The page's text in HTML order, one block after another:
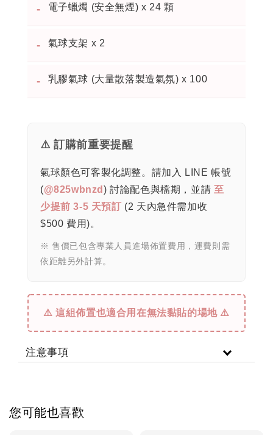
- 電子蠟燭 (安全無煙) x 24 顆
- 氣球支架 x 2
- 乳膠氣球 (大量散落製造氣氛) x 100
⚠️ 訂購前重要提醒
氣球顏色可客製化調整。請加入 LINE 帳號
(@825wbnzd) 討論配色與檔期，並請 至
少提前 3-5 天預訂 (2 天內急件需加收
$500 費用)。
※ 售價已包含專業人員進場佈置費用，運費則需
依距離另外計算。
⚠️ 這組佈置也適合用在無法黏貼的場地 ⚠️
注意事項
您可能也喜歡